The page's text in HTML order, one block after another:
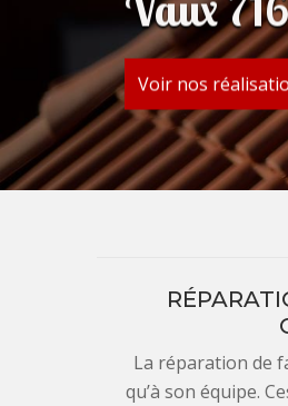
Voir nos
La réparation de
qu’à son équipe.